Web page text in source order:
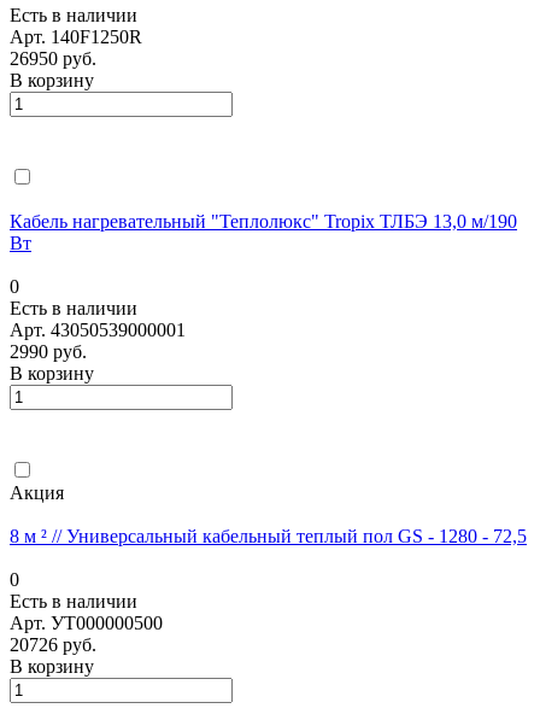
Есть в наличии
Арт. 140F1250R
26950 руб.
В корзину
Кабель нагревательный "Теплолюкс" Tropix ТЛБЭ 13,0 м/190
Вт
0
Есть в наличии
Арт. 43050539000001
2990 руб.
В корзину
Акция
8 м ² // Универсальный кабельный теплый пол GS - 1280 - 72,5
0
Есть в наличии
Арт. УТ000000500
20726 руб.
В корзину